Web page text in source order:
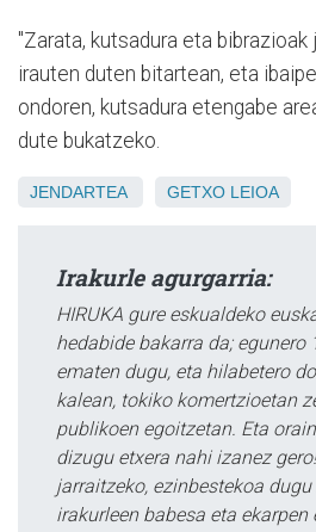
"Zarata, kutsadura eta
irauten duten bitartean, eta
ondoren, kutsadura etengabe
dute bukatzeko.
JENDARTEA GETXO LEIOA
Irakurle agurgarria:
HIRUKA gure eskualdeko
hedabide bakarra da; egunero
ematen dugu, eta hilabetero
kalean, tokiko komertzioetan
publikoen egoitzetan. Eta
dizugu etxera nahi izanez
jarraitzeko, ezinbestekoa
irakurleen babesa eta ekarpen